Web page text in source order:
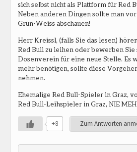
sich selbst nicht als Plattform für Red
Neben anderen Dingen sollte man
Grün-Weiss abschauen!
Herr Kreissl, (falls Sie das lesen)
Red Bull zu leihen oder bewerben Sie
Dosenverein für eine neue Stelle. Es
mehr benötigen, sollte diese
nehmen.
Ehemalige Red Bull-Spieler in Graz,
Red Bull-Leihspieler in Graz, NIE
+8 Zum Antworten